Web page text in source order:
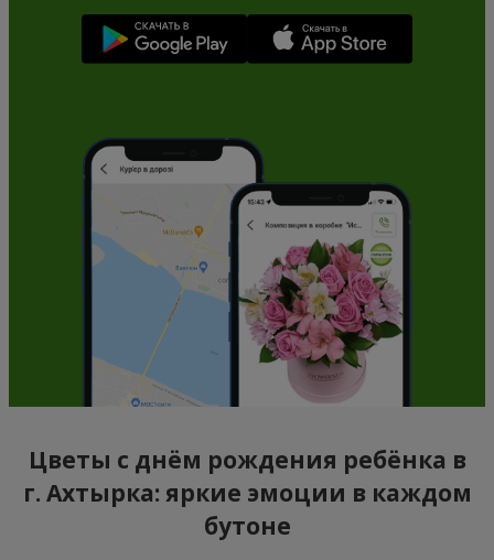
Цветы с днём рождения ребёнка в
г. Ахтырка: яркие эмоции в каждом
бутоне